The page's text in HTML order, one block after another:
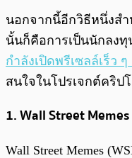
นอกจากนี้อีกวิธีหนึ่งส
นั้นก็คือการเป็นนักลงทุ
กำลังเปิดพรีเซลล์เร็ว ๆ
สนใจในโปรเจกต์คริป
1. Wall Street Memes
Wall Street Memes